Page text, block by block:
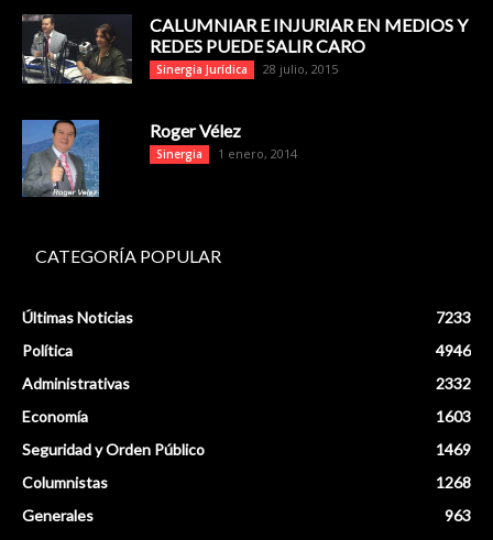
CALUMNIAR E INJURIAR EN MEDIOS Y
REDES PUEDE SALIR CARO
Sinergia Jurídica 28 julio, 2015
Roger Vélez
Sinergia 1 enero, 2014
CATEGORÍA POPULAR
Últimas Noticias
7233
Política
4946
Administrativas
2332
Economía
1603
Seguridad y Orden Público
1469
Columnistas
1268
Generales
963